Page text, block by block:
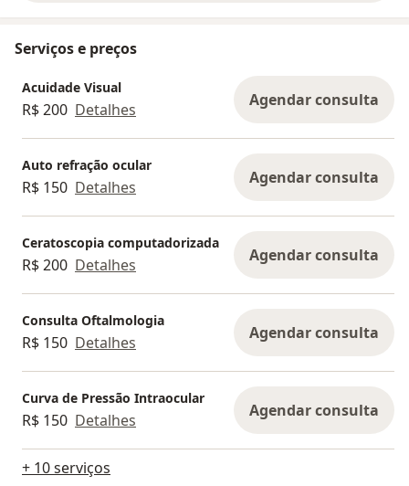
Serviços e preços
Acuidade Visual
R$ 200 Detalhes Agendar consulta
Auto refração ocular
R$ 150 Detalhes Agendar consulta
Ceratoscopia computadorizada
R$ 200 Detalhes Agendar consulta
Consulta Oftalmologia
R$ 150 Detalhes Agendar consulta
Curva de Pressão Intraocular
R$ 150 Detalhes Agendar consulta
+ 10 serviços